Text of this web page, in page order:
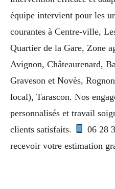
équipe intervient pour les
courantes à Centre-ville,
Quartier de la Gare, Zone
Avignon, Châteaurenard,
Graveson et Novès,
local), Tarascon. Nos
personnalisés et travail
clients satisfaits.
06 28
recevoir votre estimation